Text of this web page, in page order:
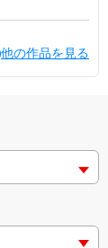
他の作品を見る